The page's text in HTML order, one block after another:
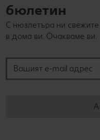
бюлетин
С нюзлетъра ни
в дома ви. Очакваме ви.